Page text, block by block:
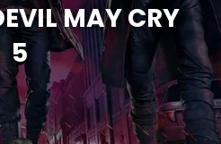
MAY CRY
5